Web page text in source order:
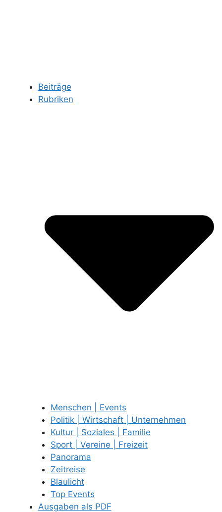
Beiträge
Rubriken
Menschen | Events
Politik | Wirtschaft | Unternehmen
Kultur | Soziales | Familie
Sport | Vereine | Freizeit
Panorama
Zeitreise
Blaulicht
Top Events
Ausgaben als PDF